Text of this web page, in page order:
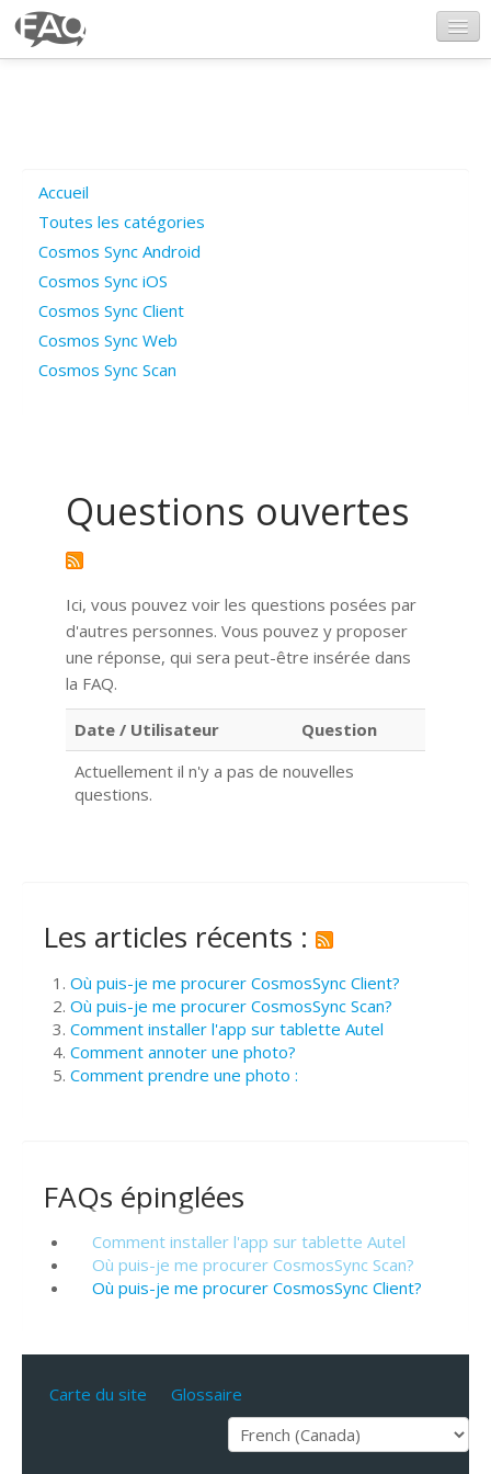
Poser une question
Questions ouvertes
Connexion
Accueil
Toutes les catégories
Cosmos Sync Android
Cosmos Sync iOS
Cosmos Sync Client
Cosmos Sync Web
Cosmos Sync Scan
Questions ouvertes
Ici, vous pouvez voir les questions posées par
d'autres personnes. Vous pouvez y proposer
une réponse, qui sera peut-être insérée dans
la FAQ.
Date / Utilisateur
Question
Actuellement il n'y a pas de nouvelles
questions.
Les articles récents :
Où puis-je me procurer CosmosSync Client?
Où puis-je me procurer CosmosSync Scan?
Comment installer l'app sur tablette Autel
Comment annoter une photo?
Comment prendre une photo :
FAQs épinglées
Comment installer l'app sur tablette Autel
Où puis-je me procurer CosmosSync Scan?
Où puis-je me procurer CosmosSync Client?
Carte du site Glossaire